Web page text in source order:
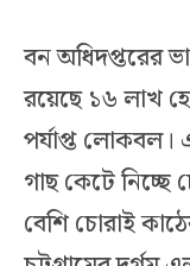
বন অধিদপ্তরের
রয়েছে ১৬ লাখ
পর্যাপ্ত লোকবল।
গাছ কেটে নিচ্ছে
বেশি চোরাই